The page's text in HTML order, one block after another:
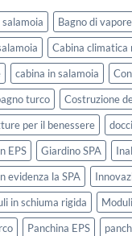
uso
esterno
Bagno di
Cabina climatica
cabina in salamoia
turco
Costruzione
per il benessere
EPS
Giardino SPA
evidenza la SPA
in schiuma rigida
Panchina EPS